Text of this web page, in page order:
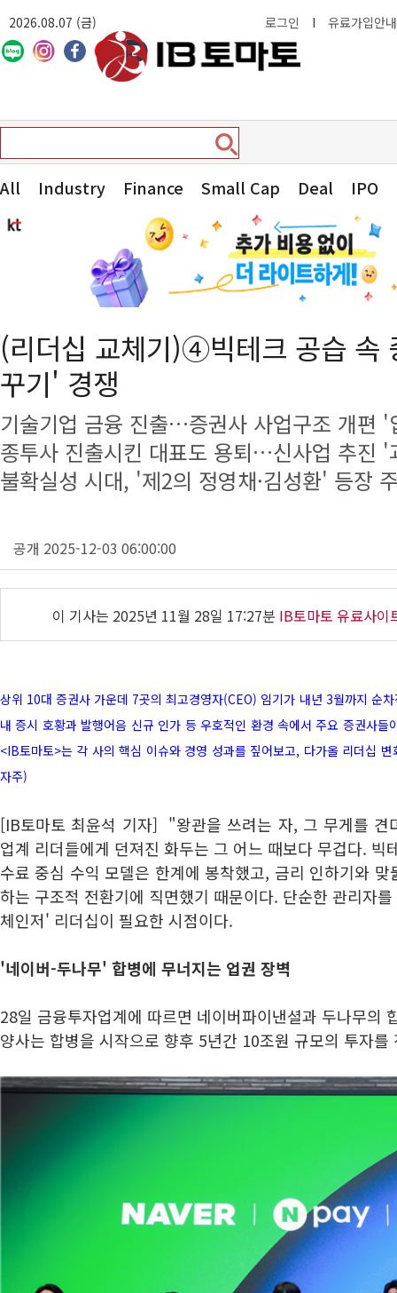
2026.08.07 (금) 로그인 I 유료가입안내
All Industry Finance Small Cap Deal IPO
(리더십 교체기)④빅테크 공습 속
꾸기' 경쟁
기술기업 금융 진출…증권사 사업구조 개편 '
종투사 진출시킨 대표도 용퇴…신사업 추진 '
불확실성 시대, '제2의 정영채·김성환' 등장
공개 2025-12-03 06:00:00
이 기사는 2025년 11월 28일 17:27분 IB토마토 유료사이
상위 10대 증권사 가운데 7곳의 최고경영자(CEO) 임기가 내년 3월까지 순
내 증시 호황과 발행어음 신규 인가 등 우호적인 환경 속에서 주요 증권사들
<IB토마토>는 각 사의 핵심 이슈와 경영 성과를 짚어보고, 다가올 리더십
자주)
[IB토마토 최윤석 기자] "왕관을 쓰려는 자, 그 무게를 견
업계 리더들에게 던져진 화두는 그 어느 때보다 무겁다. 빅
수료 중심 수익 모델은 한계에 봉착했고, 금리 인하기와
하는 구조적 전환기에 직면했기 때문이다. 단순한 관리자
체인저' 리더십이 필요한 시점이다.
'네이버-두나무' 합병에 무너지는 업권 장벽
28일 금융투자업계에 따르면 네이버파이낸셜과 두나무의
양사는 합병을 시작으로 향후 5년간 10조원 규모의 투자